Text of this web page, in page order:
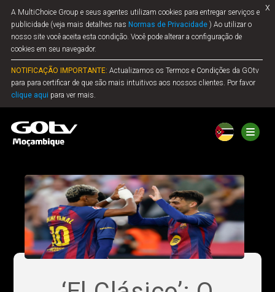
A MultiChoice Group e seus agentes utilizam cookies para entregar serviços e
publicidade (veja mais detalhes nas Normas de Privacidade ) Ao utilizar o
nosso site você aceita esta condição. Você pode alterar a configuração de
cookies em seu navegador.
NOTIFICAÇÃO IMPORTANTE: Actualizamos os Termos e Condições da GOtv
para para certificar de que são mais intuitivos aos nossos clientes. Por favor
clique aqui para ver mais.
x